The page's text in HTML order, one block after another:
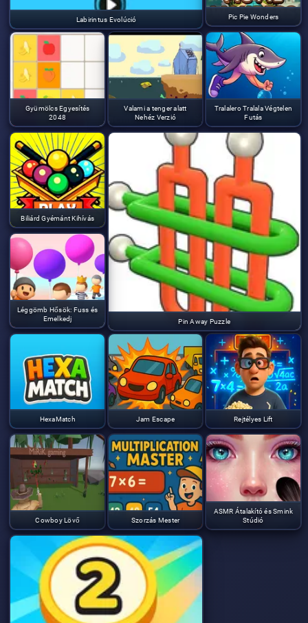
Labirintus Evolúció Pic Pie Wonders
Gyümölcs Egyesítés
2048
Valami a tenger alatt
Nehéz Verzió
Tralalero Tralala Végtelen
Futás
Biliárd Gyémánt Kihívás
Pin Away Puzzle
Léggömb Hősök: Fuss és
Emelkedj
HexaMatch Jam Escape Rejtélyes Lift
Cowboy Lövő Szorzás Mester
ASMR Átalakító és Smink
Stúdió